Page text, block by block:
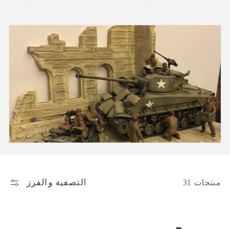
ع
ة
:
التصفية والفرز 31 منتجات